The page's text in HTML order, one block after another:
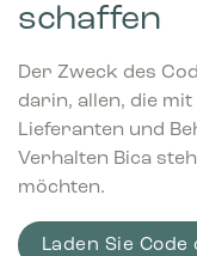
schaffen
Der Zweck des
darin, allen, die
Lieferanten und
Verhalten Bica
möchten.
Laden Sie